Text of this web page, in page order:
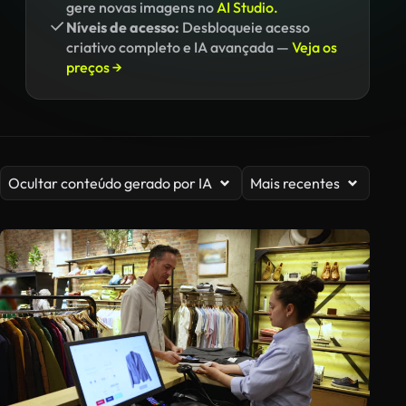
gere novas imagens noAI Studio.
Níveis de acesso: Desbloqueie acesso
criativo completo e IA avançada — Veja os
preços →
Ocultar conteúdo gerado por IA Mais recentes